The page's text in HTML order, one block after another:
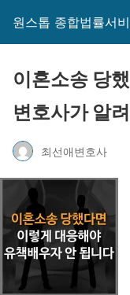
원스톱 종합법률서
이혼소송 당
변호사가 알
최선애변호사